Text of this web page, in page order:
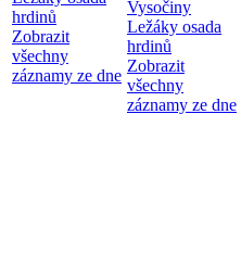
hrdinů
Zobrazit
všechny
záznamy ze dne
Vysočiny
Ležáky osada
hrdinů
Zobrazit
všechny
záznamy ze dne